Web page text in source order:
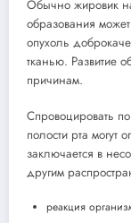
Обычно жировик
образования
опухоль
тканью. Развитие
причинам.
Спровоцировать
полости рта
заключается в
другим
реакция